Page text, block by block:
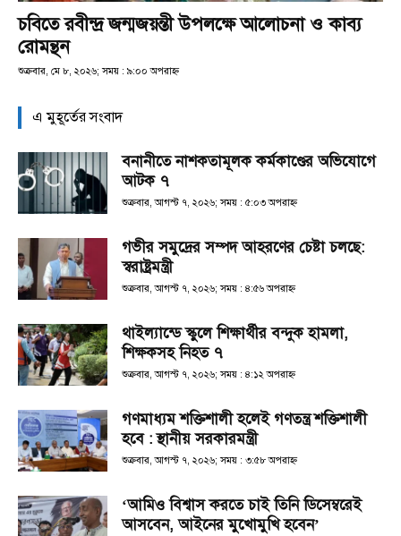
চবিতে রবীন্দ্র জন্মজয়ন্তী উপলক্ষে আলোচনা ও কাব্য
রোমন্থন
শুক্রবার, মে ৮, ২০২৬; সময় : ৯:০০ অপরাহ্ণ
এ মুহূর্তের সংবাদ
বনানীতে নাশকতামূলক কর্মকাণ্ডের অভিযোগে
আটক ৭
শুক্রবার, আগস্ট ৭, ২০২৬; সময় : ৫:০৩ অপরাহ্ণ
গভীর সমুদ্রের সম্পদ আহরণের চেষ্টা চলছে:
স্বরাষ্ট্রমন্ত্রী
শুক্রবার, আগস্ট ৭, ২০২৬; সময় : ৪:৫৬ অপরাহ্ণ
থাইল্যান্ডে স্কুলে শিক্ষার্থীর বন্দুক হামলা,
শিক্ষকসহ নিহত ৭
শুক্রবার, আগস্ট ৭, ২০২৬; সময় : ৪:১২ অপরাহ্ণ
গণমাধ্যম শক্তিশালী হলেই গণতন্ত্র শক্তিশালী
হবে : স্থানীয় সরকারমন্ত্রী
শুক্রবার, আগস্ট ৭, ২০২৬; সময় : ৩:৫৮ অপরাহ্ণ
‘আমিও বিশ্বাস করতে চাই তিনি ডিসেম্বরেই
আসবেন, আইনের মুখোমুখি হবেন’